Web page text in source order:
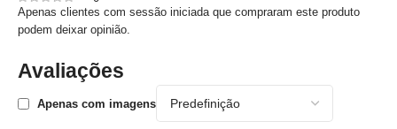
Avaliações
Apenas com imagens
Apenas clientes com sessão iniciada que compraram este produto
podem deixar opinião.